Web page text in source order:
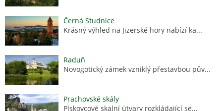
Černá Studnice
Krásný výhled na Jizerské hory nabízí ka...
Raduň
Novogotický zámek vzniklý přestavbou pův...
Prachovské skály
Pískovcové skalní útvary rozkládající se...